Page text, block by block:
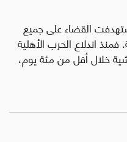
القضاء على جميع
فمنذ اندلاع الحرب الأهلية
في الأبرشية خلال أقل من مئة يوم،